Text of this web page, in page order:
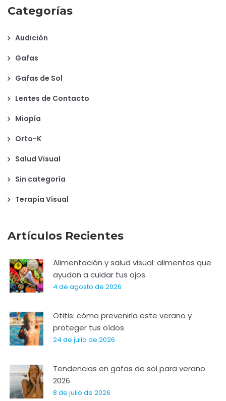
Categorías
Audición
Gafas
Gafas de Sol
Lentes de Contacto
Miopía
Orto-K
Salud Visual
Sin categoría
Terapia Visual
Artículos Recientes
Alimentación y salud visual: alimentos que
ayudan a cuidar tus ojos
4 de agosto de 2026
Otitis: cómo prevenirla este verano y
proteger tus oídos
24 de julio de 2026
Tendencias en gafas de sol para verano
2026
8 de julio de 2026